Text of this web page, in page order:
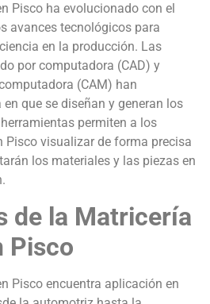
Pisco ha evolucionado con el
avances tecnológicos para
en la producción. Las
por computadora (CAD) y
(CAM) han
que se diseñan y generan los
permiten a los
Pisco visualizar de forma precisa
los materiales y las piezas en
de la Matricería
Pisco
Pisco encuentra aplicación en